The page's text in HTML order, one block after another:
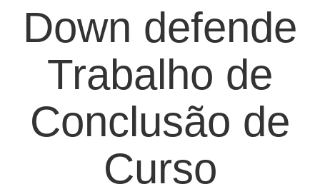
Down defende
Trabalho de
Conclusão de
Curso